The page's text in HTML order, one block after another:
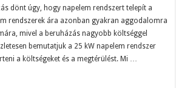
dönt úgy, hogy napelem rendszert telepít a
rendszerek ára azonban gyakran aggodalomra
mivel a beruházás nagyobb költséggel
bemutatjuk a 25 kW napelem rendszer
a költségeket és a megtérülést. Mi …